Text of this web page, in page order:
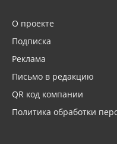
О проекте
Подписка
Реклама
Письмо в редакцию
QR код компании
Политика обработки